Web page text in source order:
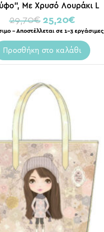
Με Χρυσό Λουράκι L
29,70€ 25,20€
– Αποστέλλεται σε 1-3 εργάσιμες
Προσθήκη στο καλάθι